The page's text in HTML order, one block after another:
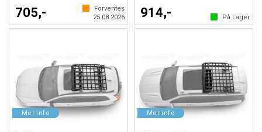
705,-
Forventes
25.08.2026
914,- På Lager